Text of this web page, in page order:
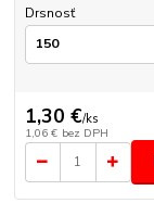
Drsnosť
1,30 €/ks
1,06 € bez DPH